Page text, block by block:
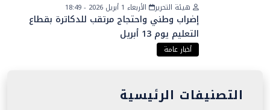
هيئة التحرير
الأربعاء 1 أبريل 2026 - 18:49
إضراب وطني واحتجاج مرتقب للدكاترة بقطاع
التعليم يوم 13 أبريل
أخبار عامة
التصنيفات الرئيسية